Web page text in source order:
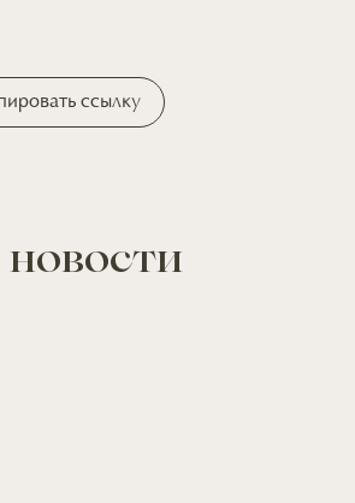
ссылку